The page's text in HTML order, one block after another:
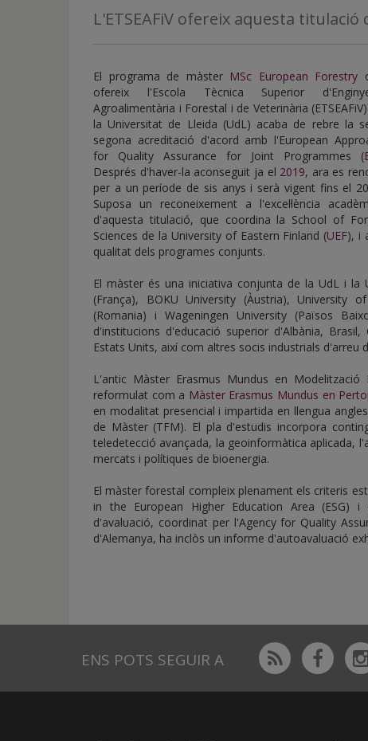
inicio
L'ETSEAFiV ofereix aquesta
El programa de màster MSc European Forestry
ofereix l'Escola Tècnica Superior
Agroalimentària i Forestal i de Veterinària
la Universitat de Lleida (UdL) acaba de rebre la
segona acreditació d'acord amb l'European
for Quality Assurance for Joint Programmes (
Després d'haver-la aconseguit ja el 2019, ara es
per a un període de sis anys i serà vigent fins el
Suposa un reconeixement a l'excel·lència
d'aquesta titulació, que coordina la School of
Sciences de la University of Eastern Finland (UEF), i
qualitat dels programes conjunts.
El màster és una iniciativa conjunta de la UdL i la
(França), BOKU University (Àustria), University
(Romania) i Wageningen University (Països
d'institucions d'educació superior d'Albània,
Estats Units, així com altres socis industrials d'arreu
L'antic Màster Erasmus Mundus en
reformulat com a Màster Erasmus Mundus en
en modalitat presencial i impartida en llengua
de Màster (TFM). El pla d'estudis incorpora
teledetecció avançada, la geoinformàtica aplicada,
mercats i polítiques de bioenergia.
El màster forestal compleix plenament els criteris
in the European Higher Education Area (ESG) i
d'avaluació, coordinat per l'Agency for Quality
d'Alemanya, ha inclòs un informe d'autoavaluació
ENS POTS SEGUIR A Rss